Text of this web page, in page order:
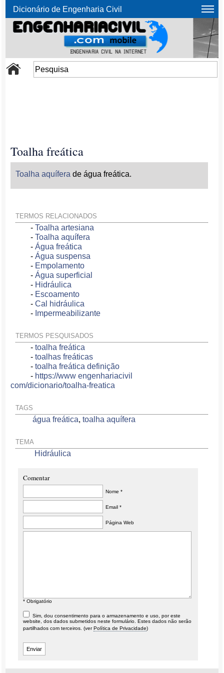
Dicionário de Engenharia Civil
Toalha freática
Toalha aquífera de água freática.
TERMOS RELACIONADOS
-Toalha artesiana
-Toalha aquífera
-Água freática
-Água suspensa
- Empolamento
-Água superficial
- Hidráulica
- Escoamento
-Cal hidráulica
- Impermeabilizante
TERMOS PESQUISADOS
-toalha freática
-toalhas freáticas
-toalha freática definição
- https://www engenhariacivil
com/dicionario/toalha-freatica
TAGS
água freática,toalha aquífera
TEMA
Hidráulica
Comentar
Nome *
Email *
Página Web
* Obrigatório
Sim, dou consentimento para o armazenamento e uso, por este
website, dos dados submetidos neste formulário. Estes dados não serão
partilhados com terceiros. (verPolítica de Privacidade)